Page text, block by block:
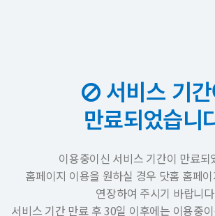
서비스 기간
만료되었습니
이용중이신 서비스 기간이 만료되
홈페이지 이용을 원하실 경우 닷홈 홈페
연장하여 주시기 바랍니
서비스 기간 만료 후 30일 이후에는 이용중